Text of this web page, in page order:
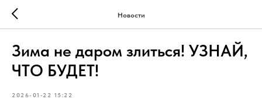
Новости
Зима не даром злиться! УЗНАЙ,
ЧТО БУДЕТ!
2026-01-22 15:22